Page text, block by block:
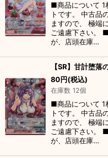
■商品について 1
トです。 中古品
ますので、 極端
ご遠慮下さい。
が、店頭在庫…
【SR】甘計堕
80円(税込)
在庫数 12個
■商品について 1
トです。 中古品
ますので、 極端
ご遠慮下さい。
が、店頭在庫…